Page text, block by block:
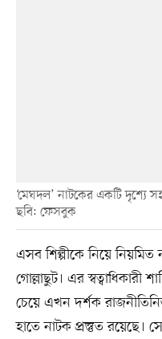
‘মেঘদল’ নাটকের একটি দৃশ্যে
ছবি: ফেসবুক
এসব শিল্পীকে নিয়ে নিয়মিত
গোল্লাছুট। এর
চেয়ে এখন দর্শক
হাতে নাটক প্রস্তুত রয়েছে।